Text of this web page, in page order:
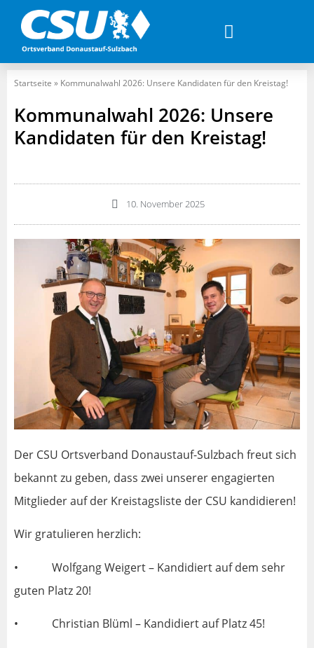
Startseite » Kommunalwahl 2026: Unsere Kandidaten für den Kreistag!
Kommunalwahl 2026: Unsere
Kandidaten für den Kreistag!
10. November 2025
Der CSU Ortsverband Donaustauf-Sulzbach freut sich
bekannt zu geben, dass zwei unserer engagierten
Mitglieder auf der Kreistagsliste der CSU kandidieren!
Wir gratulieren herzlich:
• Wolfgang Weigert – Kandidiert auf dem sehr
guten Platz 20!
• Christian Blüml – Kandidiert auf Platz 45!